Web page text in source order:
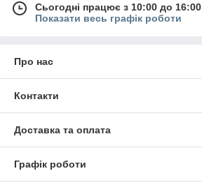
Сьогодні працює з 10:00 до 16:00
Показати весь графік роботи
Про нас
Контакти
Доставка та оплата
Графік роботи